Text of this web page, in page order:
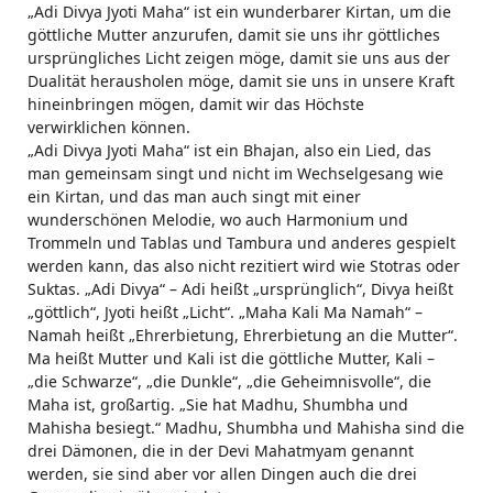
„Adi Divya Jyoti Maha“ ist ein wunderbarer Kirtan, um die
göttliche Mutter anzurufen, damit sie uns ihr göttliches
ursprüngliches Licht zeigen möge, damit sie uns aus der
Dualität herausholen möge, damit sie uns in unsere Kraft
hineinbringen mögen, damit wir das Höchste
verwirklichen können.
„Adi Divya Jyoti Maha“ ist ein Bhajan, also ein Lied, das
man gemeinsam singt und nicht im Wechselgesang wie
ein Kirtan, und das man auch singt mit einer
wunderschönen Melodie, wo auch Harmonium und
Trommeln und Tablas und Tambura und anderes gespielt
werden kann, das also nicht rezitiert wird wie Stotras oder
Suktas. „Adi Divya“ – Adi heißt „ursprünglich“, Divya heißt
„göttlich“, Jyoti heißt „Licht“. „Maha Kali Ma Namah“ –
Namah heißt „Ehrerbietung, Ehrerbietung an die Mutter“.
Ma heißt Mutter und Kali ist die göttliche Mutter, Kali –
„die Schwarze“, „die Dunkle“, „die Geheimnisvolle“, die
Maha ist, großartig. „Sie hat Madhu, Shumbha und
Mahisha besiegt.“ Madhu, Shumbha und Mahisha sind die
drei Dämonen, die in der Devi Mahatmyam genannt
werden, sie sind aber vor allen Dingen auch die drei